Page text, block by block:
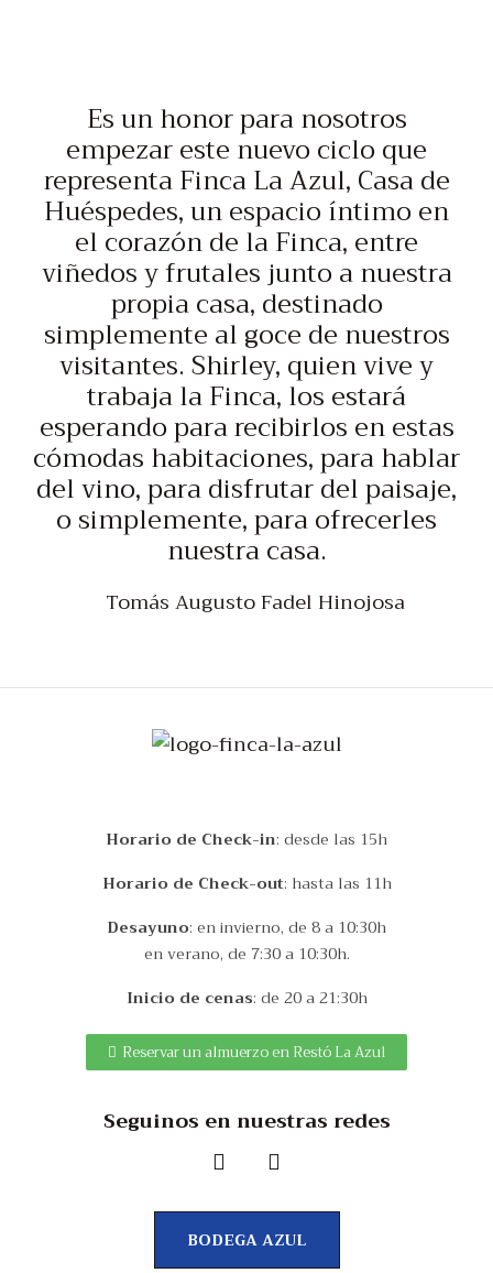
Es un honor para nosotros
empezar este nuevo ciclo que
representa Finca La Azul, Casa de
Huéspedes, un espacio íntimo en
el corazón de la Finca, entre
viñedos y frutales junto a nuestra
propia casa, destinado
simplemente al goce de nuestros
visitantes. Shirley, quien vive y
trabaja la Finca, los estará
esperando para recibirlos en estas
cómodas habitaciones, para hablar
del vino, para disfrutar del paisaje,
o simplemente, para ofrecerles
nuestra casa.
Tomás Augusto Fadel Hinojosa
Horario de Check-in: desde las 15h
Horario de Check-out: hasta las 11h
Desayuno: en invierno, de 8 a 10:30h
en verano, de 7:30 a 10:30h.
Inicio de cenas: de 20 a 21:30h
Reservar un almuerzo en Restó La Azul
Seguinos en nuestras redes
BODEGA AZUL